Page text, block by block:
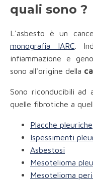
quali sono ?
L'asbesto è un
monografia IARC .
infiammazione e
sono all'origine della
Sono riconducibili ad
quelle fibrotiche a
Placche pleuriche
Ispessimenti
Asbestosi
Mesotelioma
Mesotelioma